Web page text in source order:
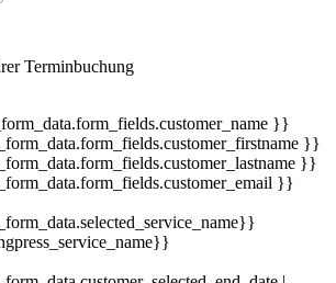
Terminbuchung
}}
}}
}}
}}